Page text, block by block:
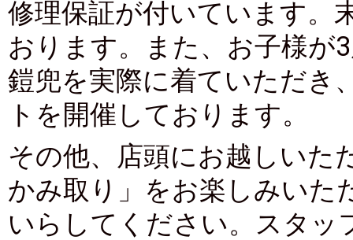
修理保証が付いています。
おります。また、お子様が
鎧兜を実際に着ていただき
トを開催しております。
その他、店頭にお越しいた
かみ取り」をお楽しみいた
いらしてください。スタッ